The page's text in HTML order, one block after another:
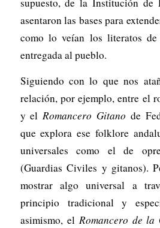
asentaron las bases para
como lo veían los literatos
entregada al pueblo.
Siguiendo con lo que nos
relación, por ejemplo, entre el
y elRomancero Gitano de
que explora ese folklore
universales como el de
(Guardias Civiles y gitanos).
mostrar algo universal a
principio tradicional y
asimismo, el Romancero de